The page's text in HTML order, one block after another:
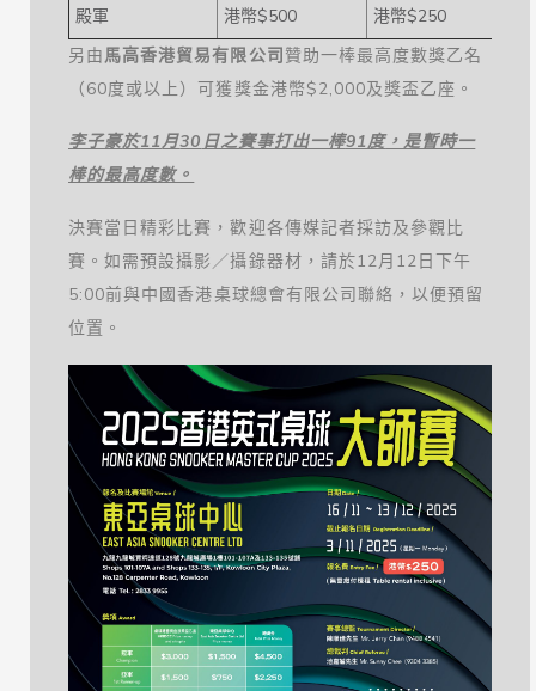
殿軍
港幣$500 港幣$250
另由馬高香港貿易有限公司贊助一棒最高度數獎乙名
（60度或以上）可獲獎金港幣$2,000及獎盃乙座。
李子豪於11月30 日之賽事打出一棒91度，是暫時一
棒的最高度數。
決賽當日精彩比賽，歡迎各傳媒記者採訪及參觀比
賽。如需預設攝影／攝錄器材，請於12月12日下午
5:00前與中國香港桌球總會有限公司聯絡，以便預留
位置。